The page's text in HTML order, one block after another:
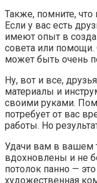
Также, помните,
Если у вас есть
имеют опыт в
совета или
может быть очень
Ну, вот и все,
материалы и
своими руками.
потребует от вас
работы. Но
Удачи вам в вашем
вдохновлены и не
потолок панно —
художественная